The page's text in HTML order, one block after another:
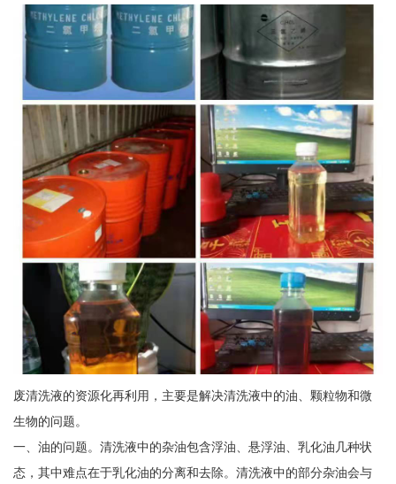
废清洗液的资源化再利用，主要是解决清洗液中的油、颗粒物和微
生物的问题。
一、油的问题。清洗液中的杂油包含浮油、悬浮油、乳化油几种状
态，其中难点在于乳化油的分离和去除。清洗液中的部分杂油会与